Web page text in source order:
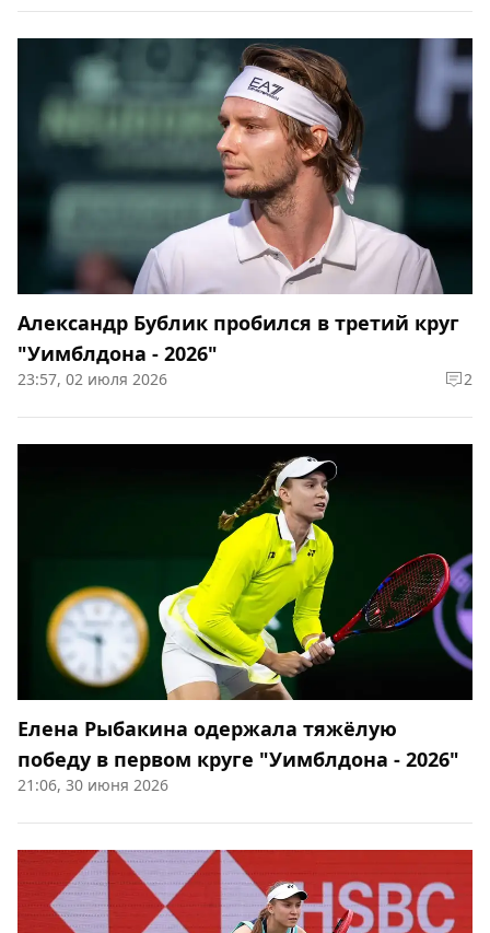
Александр Бублик пробился в третий круг
"Уимблдона - 2026"
23:57, 02 июля 2026 2
Елена Рыбакина одержала тяжёлую
победу в первом круге "Уимблдона - 2026"
21:06, 30 июня 2026